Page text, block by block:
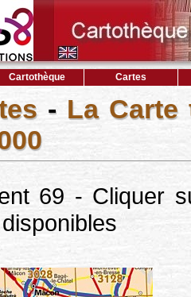
Cartothèque Cartes
- La Carte
69 - Cliquer